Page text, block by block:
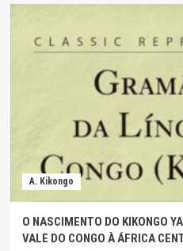
A. Kikongo
O NASCIMENTO DO KIKONGO
VALE DO CONGO À ÁFRICA